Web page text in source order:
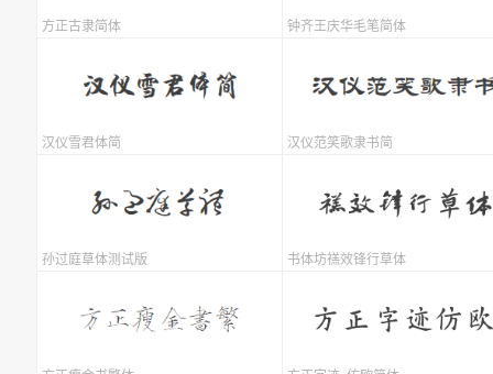
方正古隶简体 钟齐王庆华毛笔简体
汉仪雪君体简 汉仪范笑歌隶书简
孙过庭草体测试版 书体坊禚效锋行草体